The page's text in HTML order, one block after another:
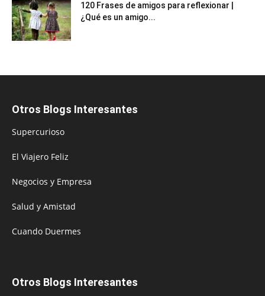
120 Frases de amigos para reflexionar |
¿Qué es un amigo...
Otros Blogs Interesantes
Supercurioso
El Viajero Feliz
Negocios y Empresa
Salud y Amistad
Cuando Duermes
Otros Blogs Interesantes